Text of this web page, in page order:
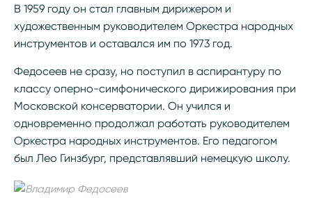
В 1959 году он стал главным дирижером и
художественным руководителем Оркестра народных
инструментов и оставался им по 1973 год.
Федосеев не сразу, но поступил в аспирантуру по
классу оперно-симфонического дирижирования при
Московской консерватории. Он учился и
одновременно продолжал работать руководителем
Оркестра народных инструментов. Его педагогом
был Лео Гинзбург, представлявший немецкую школу.